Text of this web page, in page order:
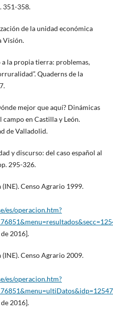
351-358.
de la unidad económica
Visión.
a la propia tierra: problemas,
Quaderns de la
mejor que aquí? Dinámicas
campo en Castilla y León.
de Valladolid.
y discurso: del caso español al
295-326.
Censo Agrario 1999.
es/operacion.htm?
2016].
Censo Agrario 2009.
es/operacion.htm?
2016].